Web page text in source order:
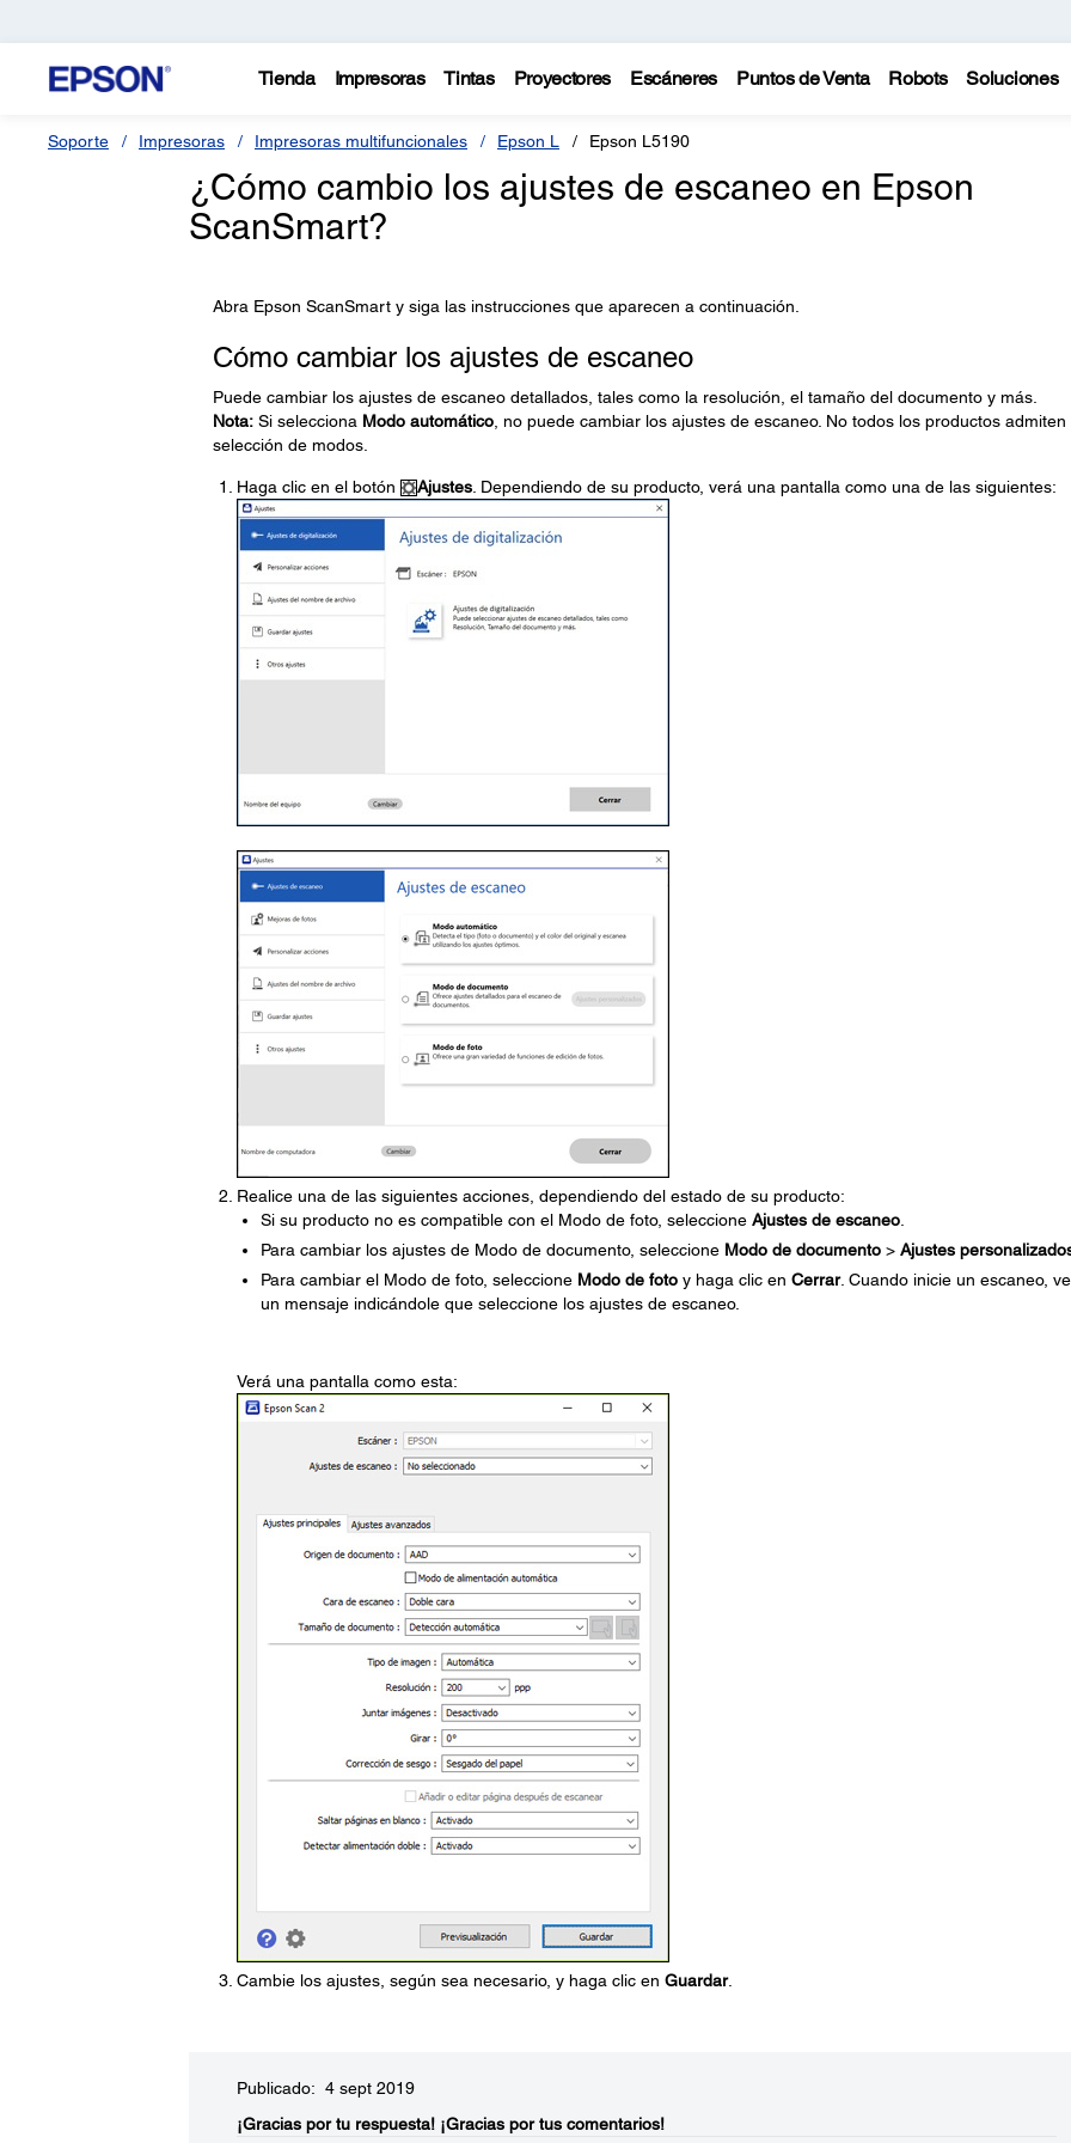
Tienda Impresoras Tintas Proyectores Escáneres Puntos de Venta Robots Soluciones
Soporte Impresoras Impresoras multifuncionales Epson L Epson L5190
¿Cómo cambio los ajustes de escaneo en Epson
ScanSmart?
Abra Epson ScanSmart y siga las instrucciones que aparecen a continuación.
Cómo cambiar los ajustes de escaneo
Puede cambiar los ajustes de escaneo detallados, tales como la resolución, el tamaño del documento y más.
Nota:Si selecciona Modo automático, no puede cambiar los ajustes de escaneo. No todos los productos admiten
selección de modos.
Haga clic en el botón Ajustes. Dependiendo de su producto, verá una pantalla como una de las siguientes:
Realice una de las siguientes acciones, dependiendo del estado de su producto:
Si su producto no es compatible con el Modo de foto, seleccione Ajustes de escaneo.
Para cambiar los ajustes de Modo de documento, seleccione Modo de documento> Ajustes
Para cambiar el Modo de foto, seleccione Modo de fotoy haga clic en Cerrar. Cuando inicie un escaneo,
un mensaje indicándole que seleccione los ajustes de escaneo.
Verá una pantalla como esta:
Cambie los ajustes, según sea necesario, y haga clic en Guardar.
Publicado: 4 sept 2019
¡Gracias por tu respuesta! ¡Gracias por tus comentarios!